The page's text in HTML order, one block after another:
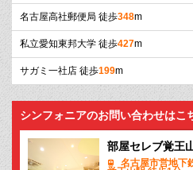
名古屋高社郵便局 徒歩348m
私立愛知東邦大学 徒歩427m
サガミ一社店 徒歩199m
シンフォニアのお問い合わせはこ
部屋セレブ覚王
名古屋市営地下